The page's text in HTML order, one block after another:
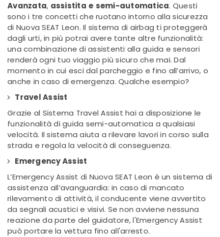
Avanzata, assistita e semi-automatica. Questi
sono i tre concetti che ruotano intorno alla sicurezza
di Nuova SEAT Leon. Il sistema di airbag ti proteggerà
dagli urti, in più potrai avere tante altre funzionalità:
una combinazione di assistenti alla guida e sensori
renderà ogni tuo viaggio più sicuro che mai. Dal
momento in cui esci dal parcheggio e fino all’arrivo, o
anche in caso di emergenza. Qualche esempio?
Travel Assist
Grazie al Sistema Travel Assist hai a disposizione le
funzionalità di guida semi-automatica a qualsiasi
velocità. Il sistema aiuta a rilevare lavori in corso sulla
strada e regola la velocità di conseguenza.
Emergency Assist
L’Emergency Assist di Nuova SEAT Leon è un sistema di
assistenza all’avanguardia: in caso di mancato
rilevamento di attività, il conducente viene avvertito
da segnali acustici e visivi. Se non avviene nessuna
reazione da parte del guidatore, l'Emergency Assist
può portare la vettura fino all'arresto.